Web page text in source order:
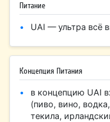
Питание
UAI — ультра всё
Концепция Питания
в концепцию UAI
(пиво, вино,
текила,